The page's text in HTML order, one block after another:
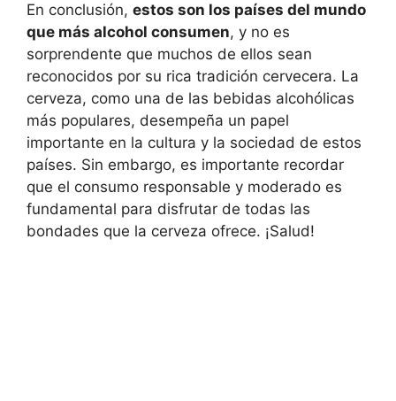
En conclusión, estos son los países del mundo
que más alcohol consumen, y no es
sorprendente que muchos de ellos sean
reconocidos por su rica tradición cervecera. La
cerveza, como una de las bebidas alcohólicas
más populares, desempeña un papel
importante en la cultura y la sociedad de estos
países. Sin embargo, es importante recordar
que el consumo responsable y moderado es
fundamental para disfrutar de todas las
bondades que la cerveza ofrece. ¡Salud!